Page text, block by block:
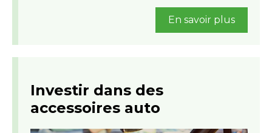
En savoir plus
Investir dans des
accessoires auto